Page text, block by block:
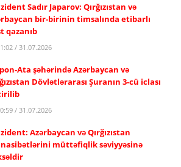
Sadır Japarov: Qırğızıstan və
bir-birinin timsalında etibarlı
qazanıb
/ 31.07.2026
Ata şəhərində Azərbaycan və
Dövlətlərarası Şuranın 3-cü iclası
/ 31.07.2026
Azərbaycan və Qırğızıstan
müttəfiqlik səviyyəsinə